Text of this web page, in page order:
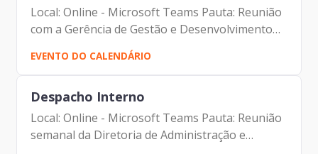
Local: Online - Microsoft Teams Pauta: Reunião
com a Gerência de Gestão e Desenvolvimento
de Pessoas Participantes: - Francisco Forbes –
Presidente | Prodam-SP - André Tomiatto -
Assessor da...
EVENTO DO CALENDÁRIO
Despacho Interno
Local: Online - Microsoft Teams Pauta: Reunião
semanal da Diretoria de Administração e